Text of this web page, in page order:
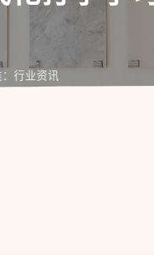
行业资讯